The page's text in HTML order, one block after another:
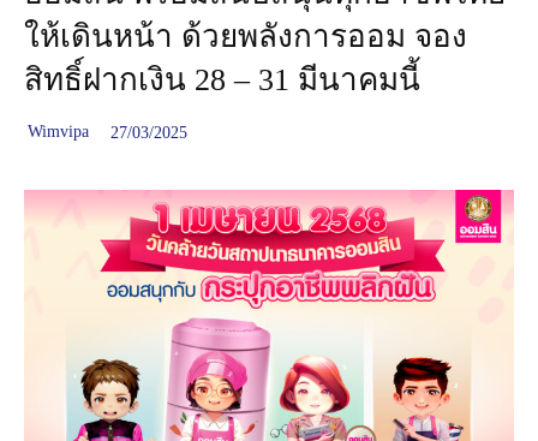
ให้เดินหน้า ด้วยพลังการออม จอง
สิทธิ์ฝากเงิน 28 – 31 มีนาคมนี้
Wimvipa 27/03/2025